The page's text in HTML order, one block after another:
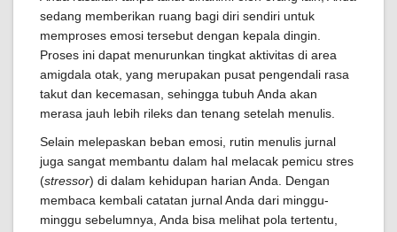
sedang memberikan ruang bagi diri sendiri untuk
memproses emosi tersebut dengan kepala dingin.
Proses ini dapat menurunkan tingkat aktivitas di area
amigdala otak, yang merupakan pusat pengendali rasa
takut dan kecemasan, sehingga tubuh Anda akan
merasa jauh lebih rileks dan tenang setelah menulis.
Selain melepaskan beban emosi, rutin menulis jurnal
juga sangat membantu dalam hal melacak pemicu stres
(stressor) di dalam kehidupan harian Anda. Dengan
membaca kembali catatan jurnal Anda dari minggu-
minggu sebelumnya, Anda bisa melihat pola tertentu,